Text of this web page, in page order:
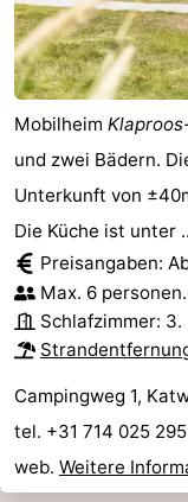
Mobilheim
und zwei Bädern.
Unterkunft von
Die Küche ist unter
Preisangaben:
Max. 6 personen.
Schlafzimmer: 3.
Campingweg 1,
tel. +31 714 025 295
web. Weitere